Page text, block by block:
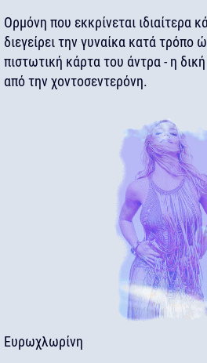
Ορμόνη που εκκρίνεται ιδιαίτερα
διεγείρει την γυναίκα κατά τρόπο
πιστωτική κάρτα του άντρα - η
από την χοντοσεντερόνη.
Ευρωχλωρίνη